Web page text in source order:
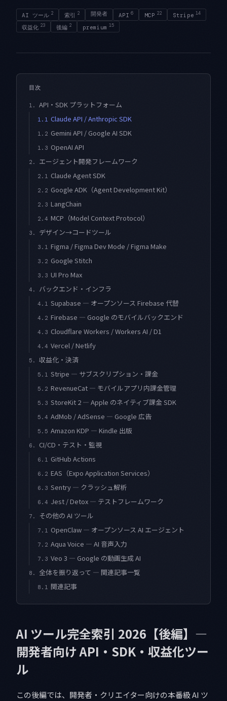
AI ツール 2 索引 2 開発者 API 6 MCP 22 Stripe 14
収益化 23 後編 2 premium 15
目次
1. API・SDK プラットフォーム
1.1 Claude API / Anthropic SDK
1.2 Gemini API / Google AI SDK
1.3 OpenAI API
2. エージェント開発フレームワーク
2.1 Claude Agent SDK
2.2 Google ADK（Agent Development Kit）
2.3 LangChain
2.4 MCP（Model Context Protocol）
3. デザイン→コードツール
3.1 Figma / Figma Dev Mode / Figma Make
3.2 Google Stitch
3.3 UI Pro Max
4. バックエンド・インフラ
4.1 Supabase — オープンソース Firebase 代替
4.2 Firebase — Google のモバイルバックエンド
4.3 Cloudflare Workers / Workers AI / D1
4.4 Vercel / Netlify
5. 収益化・決済
5.1 Stripe — サブスクリプション・課金
5.2 RevenueCat — モバイルアプリ内課金管理
5.3 StoreKit 2 — Apple のネイティブ課金 SDK
5.4 AdMob / AdSense — Google 広告
5.5 Amazon KDP — Kindle 出版
6. CI/CD・テスト・監視
6.1 GitHub Actions
6.2 EAS（Expo Application Services）
6.3 Sentry — クラッシュ解析
6.4 Jest / Detox — テストフレームワーク
7. その他の AI ツール
7.1 OpenClaw — オープンソース AI エージェント
7.2 Aqua Voice — AI 音声入力
7.3 Veo 3 — Google の動画生成 AI
8. 全体を振り返って — 関連記事一覧
8.1 関連記事
AI ツール完全索引 2026【後編】—
開発者向け API・SDK・収益化ツー
ル
この後編では、開発者・クリエイター向けの本番級 AI ツ